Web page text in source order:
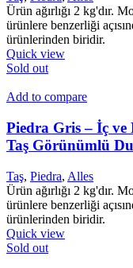
Ürün ağırlığı 2 kg'dır.
ürünlere benzerliği
ürünlerinden biridir.
Quick view
Sold out
Add to compare
Piedra Gris – İç ve
Taş Görünümlü
Taş, Piedra, Alles
Ürün ağırlığı 2 kg'dır.
ürünlere benzerliği
ürünlerinden biridir.
Quick view
Sold out